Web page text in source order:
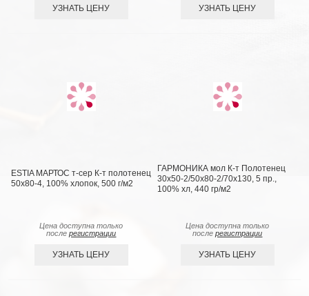
УЗНАТЬ ЦЕНУ УЗНАТЬ ЦЕНУ
ESTIA МАРТОС т-сер К-т полотенец
50х80-4, 100% хлопок, 500 г/м2
Цена доступна только
послерегистрации
УЗНАТЬ ЦЕНУ
ГАРМОНИКА мол К-т Полотенец
30х50-2/50х80-2/70х130, 5 пр.,
100% хл, 440 гр/м2
Цена доступна только
послерегистрации
УЗНАТЬ ЦЕНУ